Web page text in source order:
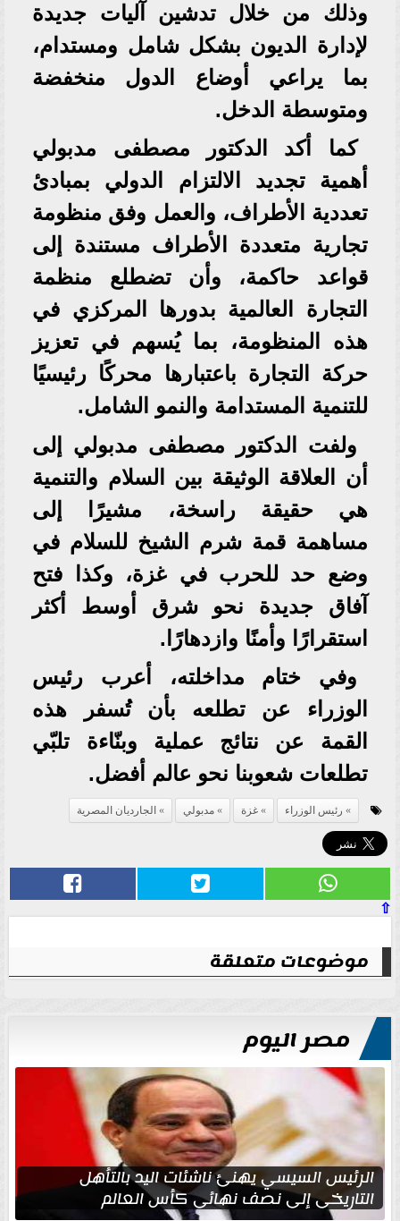
وذلك من خلال تدشين آليات جديدة
لإدارة الديون بشكل شامل ومستدام،
بما يراعي أوضاع الدول منخفضة
ومتوسطة الدخل.
كما أكد الدكتور مصطفى مدبولي
أهمية تجديد الالتزام الدولي بمبادئ
تعددية الأطراف، والعمل وفق منظومة
تجارية متعددة الأطراف مستندة إلى
قواعد حاكمة، وأن تضطلع منظمة
التجارة العالمية بدورها المركزي في
هذه المنظومة، بما يُسهم في تعزيز
حركة التجارة باعتبارها محركًا رئيسيًا
للتنمية المستدامة والنمو الشامل.
ولفت الدكتور مصطفى مدبولي إلى
أن العلاقة الوثيقة بين السلام والتنمية
هي حقيقة راسخة، مشيرًا إلى
مساهمة قمة شرم الشيخ للسلام في
وضع حد للحرب في غزة، وكذا فتح
آفاق جديدة نحو شرق أوسط أكثر
استقرارًا وأمنًا وازدهارًا.
وفي ختام مداخلته، أعرب رئيس
الوزراء عن تطلعه بأن تُسفر هذه
القمة عن نتائج عملية وبنّاءة تلبّي
تطلعات شعوبنا نحو عالم أفضل.
رئيس الوزراء غزة مدبولي الجارديان المصرية
⇧
موضوعات متعلقة
مصر اليوم
الرئيس السيسي يهنئ ناشئات اليد بالتأهل
التاريخي إلى نصف نهائي كأس العالم